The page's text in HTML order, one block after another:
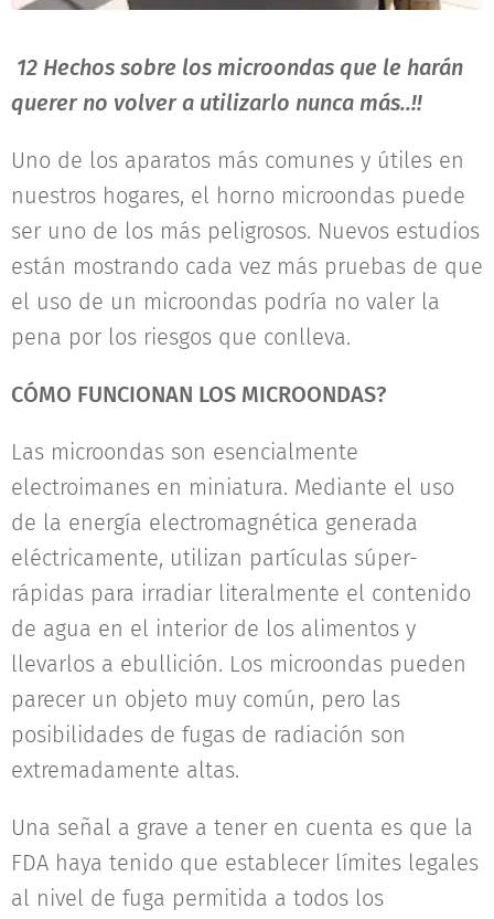
12 Hechos sobre los microondas que le harán
querer no volver a utilizarlo nunca más..!!
Uno de los aparatos más comunes y útiles en
nuestros hogares, el horno microondas puede
ser uno de los más peligrosos. Nuevos estudios
están mostrando cada vez más pruebas de que
el uso de un microondas podría no valer la
pena por los riesgos que conlleva.
CÓMO FUNCIONAN LOS MICROONDAS?
Las microondas son esencialmente
electroimanes en miniatura. Mediante el uso
de la energía electromagnética generada
eléctricamente, utilizan partículas súper-
rápidas para irradiar literalmente el contenido
de agua en el interior de los alimentos y
llevarlos a ebullición. Los microondas pueden
parecer un objeto muy común, pero las
posibilidades de fugas de radiación son
extremadamente altas.
Una señal a grave a tener en cuenta es que la
FDA haya tenido que establecer límites legales
al nivel de fuga permitida a todos los